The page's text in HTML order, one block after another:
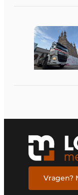
Vragen?